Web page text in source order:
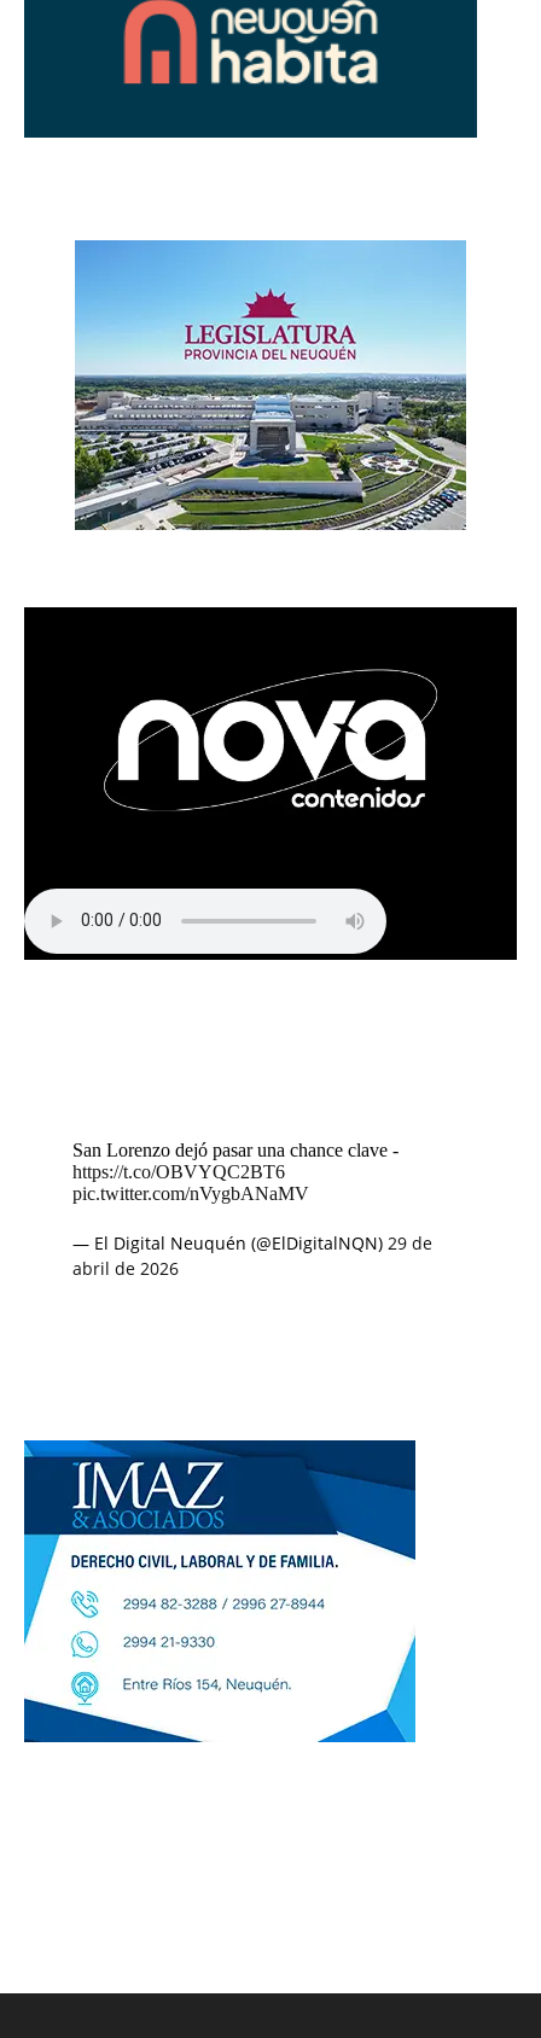
San Lorenzo dejó pasar una chance clave -
https://t.co/OBVYQC2BT6
pic.twitter.com/nVygbANaMV
— El Digital Neuquén (@ElDigitalNQN) 29 de
abril de 2026